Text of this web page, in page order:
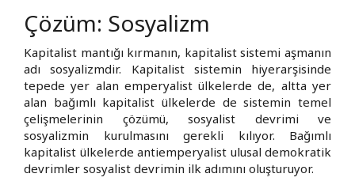
Çözüm: Sosyalizm
Kapitalist mantığı kırmanın, kapitalist sistemi aşmanın
adı sosyalizmdir. Kapitalist sistemin hiyerarşisinde
tepede yer alan emperyalist ülkelerde de, altta yer
alan bağımlı kapitalist ülkelerde de sistemin temel
çelişmelerinin çözümü, sosyalist devrimi ve
sosyalizmin kurulmasını gerekli kılıyor. Bağımlı
kapitalist ülkelerde antiemperyalist ulusal demokratik
devrimler sosyalist devrimin ilk adımını oluşturuyor.